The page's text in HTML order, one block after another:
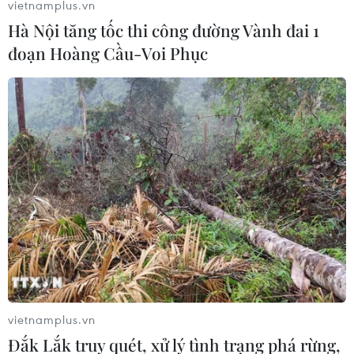
Kỷ niệm 100 năm sân khấu Dù kê của
đồng bào Khmer Nam Bộ
31/10/2020 01:20
Nghệ thuật sân khấu Dù kê của đồng bào Khmer Nam
Bộ ra đời vào những năm đầu thập niên 20 của thế kỷ
XX và nhanh chóng được công chúng đón nhận nhiệt
tình, đáp ứng nhu cầu thưởng thức nghệ thuật.
vietnamplus.vn
Hà Nội tăng tốc thi công đường Vành đai 1
đoạn Hoàng Cầu-Voi Phục
vietnamplus.vn
Đắk Lắk truy quét, xử lý tình trạng phá rừng,